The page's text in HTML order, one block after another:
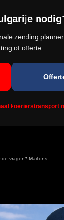
zending
of offerte.
koerierstransport
vragen? Mail ons